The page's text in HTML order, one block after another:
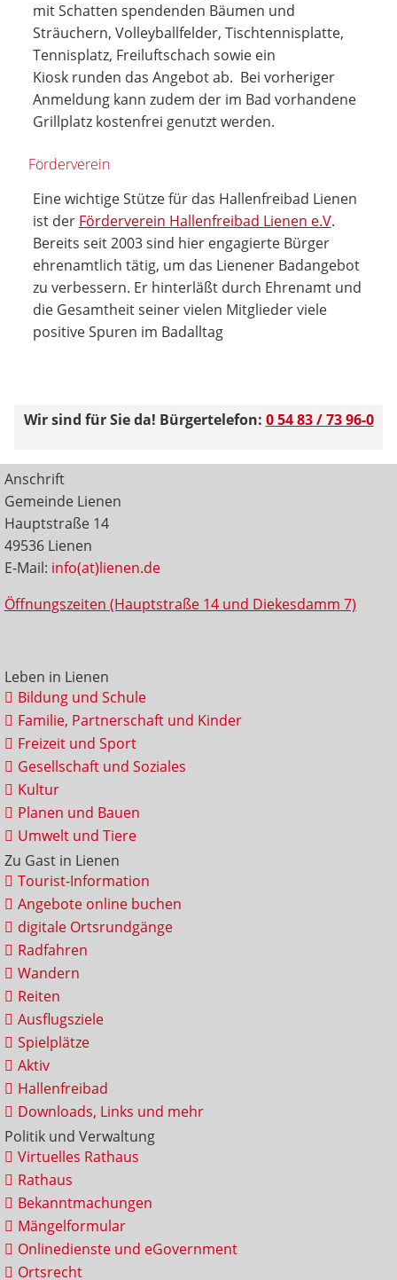
mit Schatten spendenden Bäumen und
Sträuchern, Volleyballfelder, Tischtennisplatte,
Tennisplatz, Freiluftschach sowie ein
Kiosk runden das Angebot ab. Bei vorheriger
Anmeldung kann zudem der im Bad vorhandene
Grillplatz kostenfrei genutzt werden.
Förderverein
Eine wichtige Stütze für das Hallenfreibad Lienen
ist der Förderverein Hallenfreibad Lienen e.V.
Bereits seit 2003 sind hier engagierte Bürger
ehrenamtlich tätig, um das Lienener Badangebot
zu verbessern. Er hinterläßt durch Ehrenamt und
die Gesamtheit seiner vielen Mitglieder viele
positive Spuren im Badalltag
Wir sind für Sie da! Bürgertelefon: 0 54 83 / 73 96-0
Anschrift
Gemeinde Lienen
Hauptstraße 14
49536 Lienen
E-Mail: info(at)lienen.de
Öffnungszeiten (Hauptstraße 14 und Diekesdamm 7)
Leben in Lienen
Bildung und Schule
Familie, Partnerschaft und Kinder
Freizeit und Sport
Gesellschaft und Soziales
Kultur
Planen und Bauen
Umwelt und Tiere
Zu Gast in Lienen
Tourist-Information
Angebote online buchen
digitale Ortsrundgänge
Radfahren
Wandern
Reiten
Ausflugsziele
Spielplätze
Aktiv
Hallenfreibad
Downloads, Links und mehr
Politik und Verwaltung
Virtuelles Rathaus
Rathaus
Bekanntmachungen
Mängelformular
Onlinedienste und eGovernment
Ortsrecht